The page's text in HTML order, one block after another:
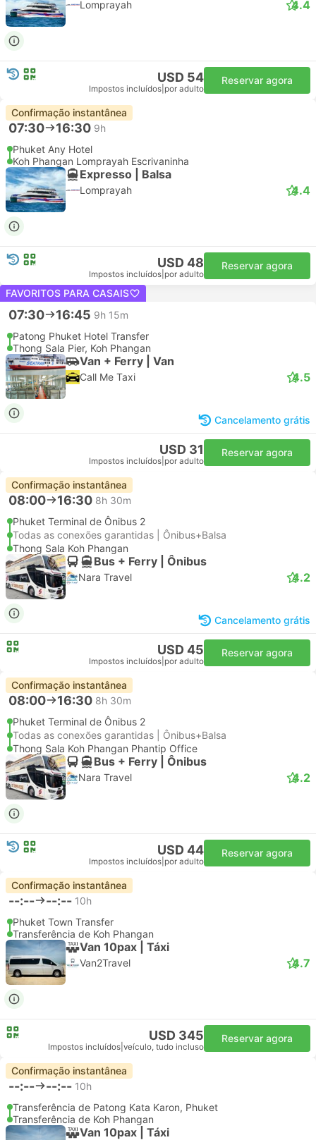
Lomprayah 4.4
USD 54
Impostos incluídos por adulto
Reservar agora
Confirmação instantânea
07:30 16:30 9h
Phuket Any Hotel
Koh Phangan Lomprayah Escrivaninha
Expresso | Balsa
Lomprayah 4.4
USD 48
Impostos incluídos por adulto
Reservar agora
FAVORITOS PARA CASAIS
07:30 16:45 9h 15m
Patong Phuket Hotel Transfer
Thong Sala Pier, Koh Phangan
Van + Ferry | Van
Call Me Taxi 4.5
Cancelamento grátis
USD 31
Impostos incluídos por adulto
Reservar agora
Confirmação instantânea
08:00 16:30 8h 30m
Phuket Terminal de Ônibus 2
Todas as conexões garantidas | Ônibus+Balsa
Thong Sala Koh Phangan
Bus + Ferry | Ônibus
Nara Travel 4.2
Cancelamento grátis
USD 45
Impostos incluídos por adulto
Reservar agora
Confirmação instantânea
08:00 16:30 8h 30m
Phuket Terminal de Ônibus 2
Todas as conexões garantidas | Ônibus+Balsa
Thong Sala Koh Phangan Phantip Office
Bus + Ferry | Ônibus
Nara Travel 4.2
USD 44
Impostos incluídos por adulto
Reservar agora
Confirmação instantânea
--:-- --:-- 10h
Phuket Town Transfer
Transferência de Koh Phangan
Van 10pax | Táxi
Van2Travel 4.7
USD 345
Impostos incluídos veículo, tudo incluso
Reservar agora
Confirmação instantânea
--:-- --:-- 10h
Transferência de Patong Kata Karon, Phuket
Transferência de Koh Phangan
Van 10pax | Táxi